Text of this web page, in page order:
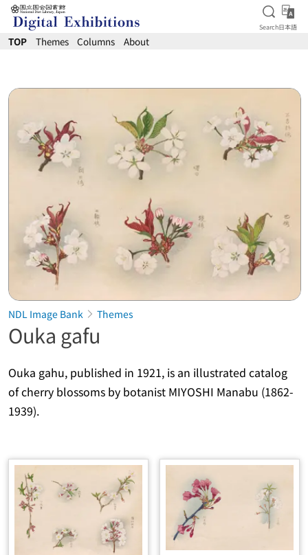
Jump to main content
Open
Search 日
日本語
TOP Themes Columns About
NDL Image Bank Themes
Ouka gafu
Ouka gahu, published in 1921, is an illustrated catalog
of cherry blossoms by botanist MIYOSHI Manabu (1862-
1939).